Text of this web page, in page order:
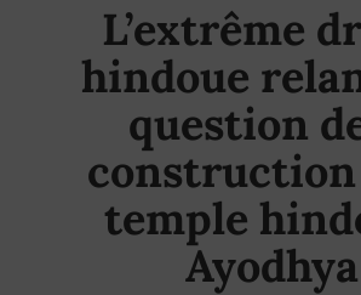
L’extrême
hindoue
question
construction
temple
Ayodhya